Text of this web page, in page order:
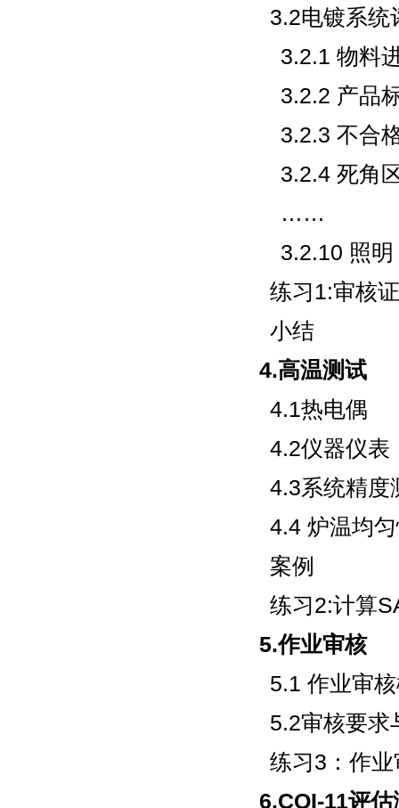
3.2电镀系统
3.2.1 物料
3.2.2 产品
3.2.3 不合
3.2.4 死角
……
3.2.10 照明
练习1:审核
小结
4.高温测试
4.1热电偶
4.2仪器仪表
4.3系统精度
4.4 炉温均
案例
练习2:计算
5.作业审核
5.1 作业审
5.2审核要求
练习3：作业
6.CQI-11评估